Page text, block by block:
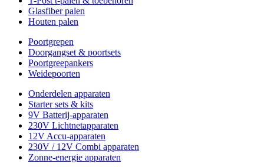
Glasfiber palen
Houten palen
Poortgrepen
Doorgangset & poortsets
Poortgreepankers
Weidepoorten
Onderdelen apparaten
Starter sets & kits
9V Batterij-apparaten
230V Lichtnetapparaten
12V Accu-apparaten
230V / 12V Combi apparaten
Zonne-energie apparaten